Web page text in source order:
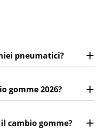
pneumatici?
gomme 2026?
cambio gomme?